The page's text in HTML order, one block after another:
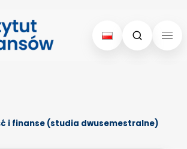
i finanse (studia dwusemestralne)